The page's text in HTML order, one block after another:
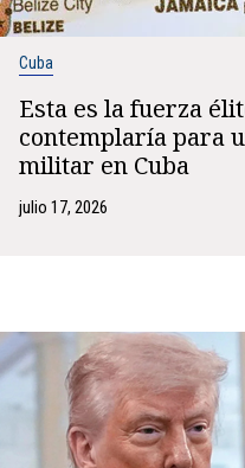
Cuba
Esta es la fuerza
contemplaría para
militar en Cuba
julio 17, 2026